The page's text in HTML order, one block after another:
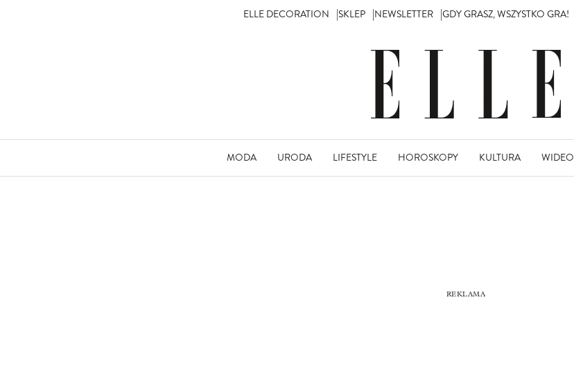
ELLE DECORATION SKLEP NEWSLETTER GDY GRASZ, WSZYSTKO GRA!
MODA URODA LIFESTYLE HOROSKOPY KULTURA WIDEO